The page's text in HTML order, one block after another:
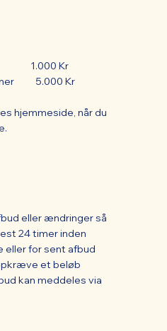
1.000 Kr
5.000 Kr
hjemmeside, når du
eller ændringer så
24 timer inden
eller for sent afbud
et beløb
kan meddeles via